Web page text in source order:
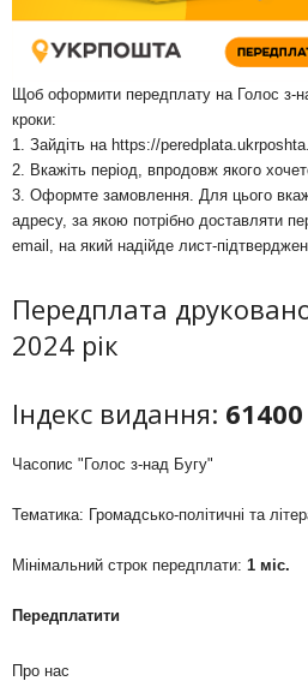
Щоб оформити передплату на Голос з-
кроки:
1. Зайдіть на https://
2. Вкажіть період, впродовж якого
3. Оформте замовлення. Для цього
адресу, за якою потрібно доставляти
email, на який надійде лист-
Передплата
2024 рік
Індекс видання: 61400
Часопис "Голос з-над Бугу"
Тематика: Громадсько-політичні та
Мінімальний строк передплати: 1 міс.
Передплатити
Про нас